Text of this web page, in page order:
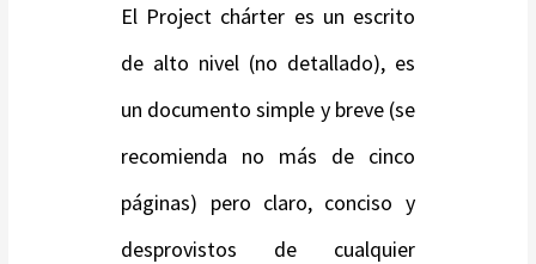
El Project chárter es un escrito
de alto nivel (no detallado), es
un documento simple y breve (se
recomienda no más de cinco
páginas) pero claro, conciso y
desprovistos de cualquier